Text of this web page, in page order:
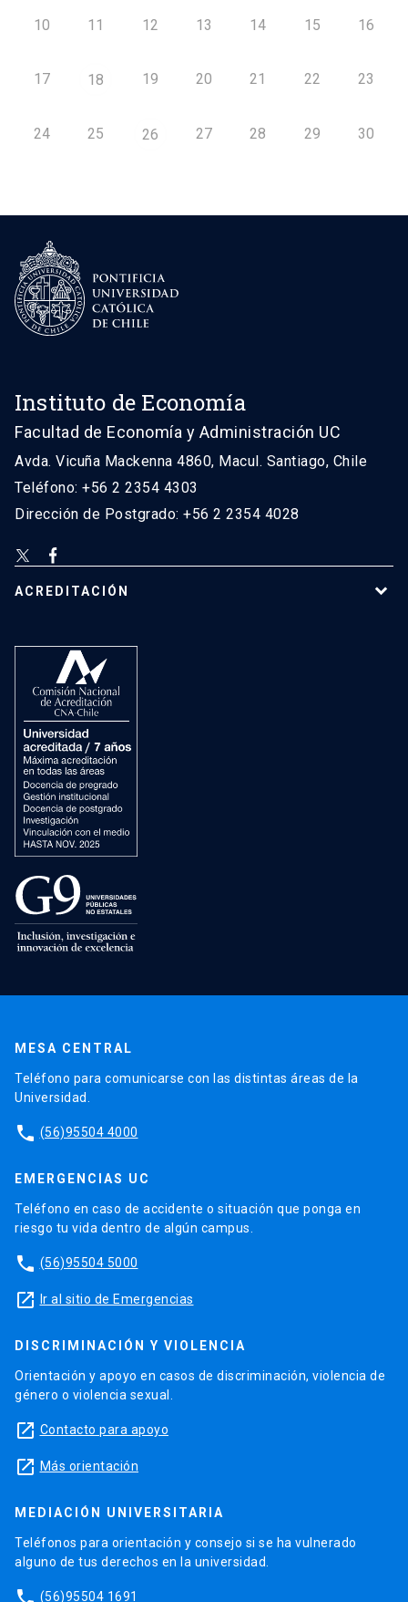
10 11 12 13 14 15 16
17 18 19 20 21 22 23
24 25 26 27 28 29 30
Instituto de Economía
Facultad de Economía y Administración UC
Avda. Vicuña Mackenna 4860, Macul. Santiago, Chile
Teléfono: +56 2 2354 4303
Dirección de Postgrado: +56 2 2354 4028
ACREDITACIÓN
MESA CENTRAL
Teléfono para comunicarse con las distintas áreas de la
Universidad.
phone (56)95504 4000
EMERGENCIAS UC
Teléfono en caso de accidente o situación que ponga en
riesgo tu vida dentro de algún campus.
phone (56)95504 5000
launch Ir al sitio de Emergencias
DISCRIMINACIÓN Y VIOLENCIA
Orientación y apoyo en casos de discriminación, violencia de
género o violencia sexual.
launch Contacto para apoyo
launch Más orientación
MEDIACIÓN UNIVERSITARIA
Teléfonos para orientación y consejo si se ha vulnerado
alguno de tus derechos en la universidad.
(56)95504 1691